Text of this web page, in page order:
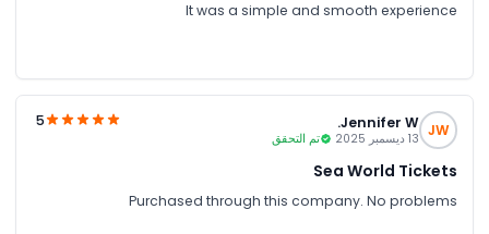
It was a simple and smooth experience
JW
Jennifer W.
13 ديسمبر 2025 تم التحقق
5
Sea World Tickets
Purchased through this company. No problems